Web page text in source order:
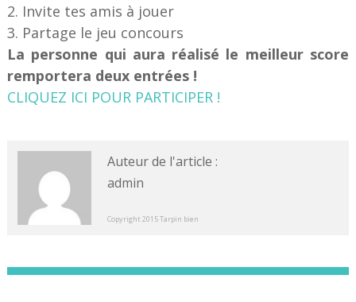
2. Invite tes amis à jouer
3. Partage le jeu concours
La personne qui aura réalisé le meilleur score
remportera deux entrées !
CLIQUEZ ICI POUR PARTICIPER !
Auteur de l'article :
admin
Copyright 2015 Tarpin bien